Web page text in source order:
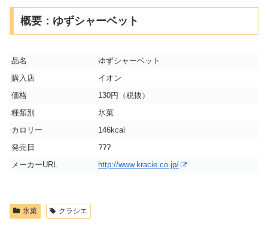
概要：ゆずシャーベット
品名
ゆずシャーベット
購入店
イオン
価格
130円（税抜）
種類別
氷菓
カロリー
146kcal
発売日
???
メーカーURL
http://www.kracie.co.jp/
氷菓 クラシエ